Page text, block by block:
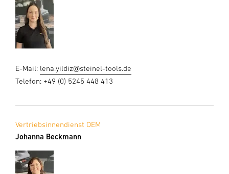
E-Mail: lena.yildiz@steinel-tools.de
Telefon: +49 (0) 5245 448 413
Vertriebsinnendienst OEM
Johanna Beckmann